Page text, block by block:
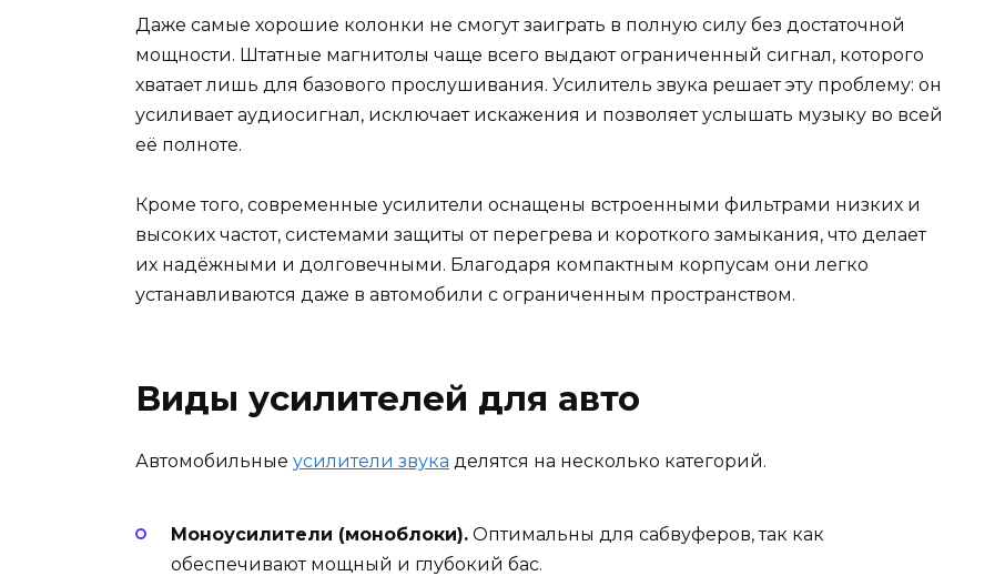
Даже самые хорошие колонки не смогут заиграть в полную силу без достаточной
мощности. Штатные магнитолы чаще всего выдают ограниченный сигнал, которого
хватает лишь для базового прослушивания. Усилитель звука решает эту проблему: он
усиливает аудиосигнал, исключает искажения и позволяет услышать музыку во всей
её полноте.
Кроме того, современные усилители оснащены встроенными фильтрами низких и
высоких частот, системами защиты от перегрева и короткого замыкания, что делает
их надёжными и долговечными. Благодаря компактным корпусам они легко
устанавливаются даже в автомобили с ограниченным пространством.
Виды усилителей для авто
Автомобильные усилители звука делятся на несколько категорий.
Моноусилители (моноблоки). Оптимальны для сабвуферов, так как
обеспечивают мощный и глубокий бас.